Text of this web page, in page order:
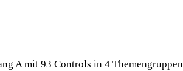
A mit 93 Controls in 4